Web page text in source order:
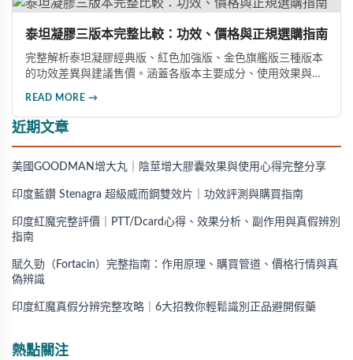
泰坦凝膠三版本完整比較：功效、價格與正規選購指南
完整解析泰坦凝膠經典版、紅色加強版、金色旗艦版三種版本
的功效差異與建議售價。涵蓋各版本主要成分、使用效果與適
READ MORE →
近期文章
美國GOODMAN增大丸｜陰莖增大膠囊效果與使用心得完整分享
印度藍鑽 Stenagra 超級威而鋼雙效片｜功效評測與購買指南
印度紅魔完整評價｜PTT/Dcard心得、效果分析、副作用與真假辨別
指南
賦久勁（Fortacin）完整指南：作用原理、購買管道、價格行情與真
偽辨識
印度紅魔真假分辨完整攻略｜6大招教你輕鬆識別正品避開假藥
熱點關注